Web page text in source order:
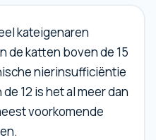
kateigenaren
de katten boven de 15
nierinsufficiëntie
12 is het al meer dan
voorkomende